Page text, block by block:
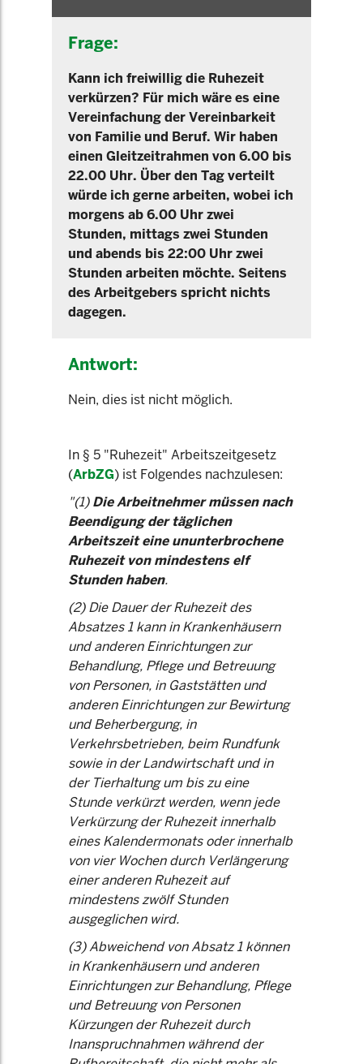
Frage:
Kann ich freiwillig die Ruhezeit
verkürzen? Für mich wäre es eine
Vereinfachung der Vereinbarkeit
von Familie und Beruf. Wir haben
einen Gleitzeitrahmen von 6.00 bis
22.00 Uhr. Über den Tag verteilt
würde ich gerne arbeiten, wobei ich
morgens ab 6.00 Uhr zwei
Stunden, mittags zwei Stunden
und abends bis 22:00 Uhr zwei
Stunden arbeiten möchte. Seitens
des Arbeitgebers spricht nichts
dagegen.
Antwort:
Nein, dies ist nicht möglich.
In § 5 "Ruhezeit" Arbeitszeitgesetz
(ArbZG) ist Folgendes nachzulesen:
"(1)Die Arbeitnehmer müssen nach
Beendigung der täglichen
Arbeitszeit eine ununterbrochene
Ruhezeit von mindestens elf
Stunden haben.
(2) Die Dauer der Ruhezeit des
Absatzes 1 kann in Krankenhäusern
und anderen Einrichtungen zur
Behandlung, Pflege und Betreuung
von Personen, in Gaststätten und
anderen Einrichtungen zur Bewirtung
und Beherbergung, in
Verkehrsbetrieben, beim Rundfunk
sowie in der Landwirtschaft und in
der Tierhaltung um bis zu eine
Stunde verkürzt werden, wenn jede
Verkürzung der Ruhezeit innerhalb
eines Kalendermonats oder innerhalb
von vier Wochen durch Verlängerung
einer anderen Ruhezeit auf
mindestens zwölf Stunden
ausgeglichen wird.
(3) Abweichend von Absatz 1 können
in Krankenhäusern und anderen
Einrichtungen zur Behandlung, Pflege
und Betreuung von Personen
Kürzungen der Ruhezeit durch
Inanspruchnahmen während der